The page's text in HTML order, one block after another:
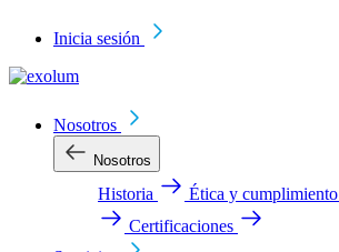
Inicia sesión
Nosotros
Nosotros
Historia Ética y cumplimiento
Certificaciones